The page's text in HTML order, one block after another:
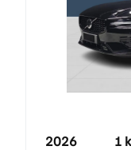
2026 1